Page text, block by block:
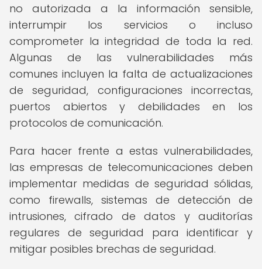
no autorizada a la información sensible,
interrumpir los servicios o incluso
comprometer la integridad de toda la red.
Algunas de las vulnerabilidades más
comunes incluyen la falta de actualizaciones
de seguridad, configuraciones incorrectas,
puertos abiertos y debilidades en los
protocolos de comunicación.
Para hacer frente a estas vulnerabilidades,
las empresas de telecomunicaciones deben
implementar medidas de seguridad sólidas,
como firewalls, sistemas de detección de
intrusiones, cifrado de datos y auditorías
regulares de seguridad para identificar y
mitigar posibles brechas de seguridad.